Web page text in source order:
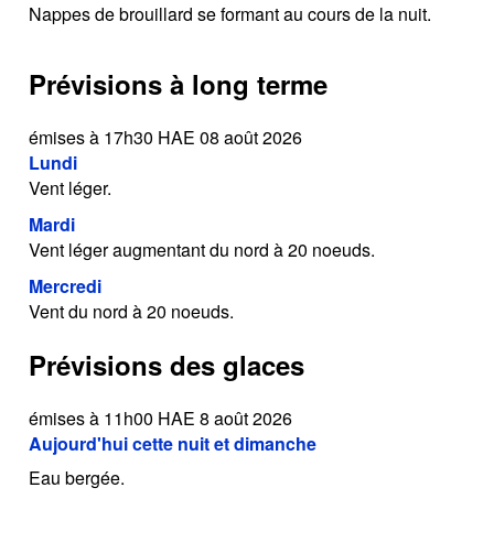
Nappes de brouillard se formant au cours de la nuit.
Prévisions à long terme
émises à 17h30 HAE 08 août 2026
Lundi
Vent léger.
Mardi
Vent léger augmentant du nord à 20 noeuds.
Mercredi
Vent du nord à 20 noeuds.
Prévisions des glaces
émises à 11h00 HAE 8 août 2026
Aujourd'hui cette nuit et dimanche
Eau bergée.